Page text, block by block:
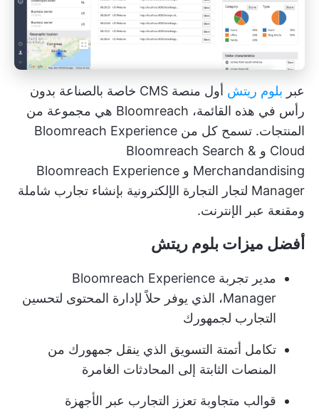
عبر بلوم ريتش
أول منصة CMS خاصة بالصناعة بدون
رأس في هذه القائمة، Bloomreach هي مجموعة من
المنتجات. تسمح كل من Bloomreach Experience
Cloud و Bloomreach Search &
Merchandandising و Bloomreach Experience
Manager لتجار التجارة الإلكترونية بإنشاء تجارب شاملة
ومقنعة عبر الإنترنت.
أفضل ميزات بلوم ريتش
مدير تجربة Bloomreach Experience
Manager، الذي يوفر حلاً لإدارة المحتوى لتحسين
التجارب لجمهورك
تكامل أتمتة التسويق الذي ينقل جمهورك من
المنصات الثابتة إلى المحادثات الغامرة
قوالب متجاوبة تعزز التجارب عبر الأجهزة